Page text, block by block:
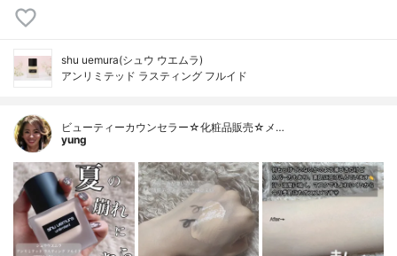
shu uemura(シュウ ウエムラ)
アンリミテッド ラスティング フルイド
ビューティーカウンセラー☆化粧品販売☆メ…
yung